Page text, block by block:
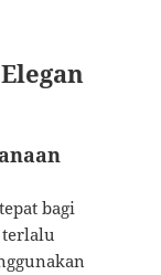
bagi
terlalu